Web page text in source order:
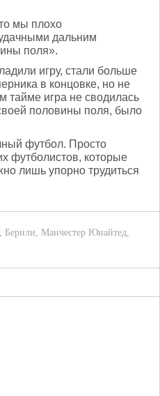
мы плохо
дальним
поля».
игру, стали больше
в концовке, но не
тайме игра не сводилась
половины поля, было
футбол. Просто
футболистов, которые
лишь упорно трудиться
, Бернли, Манчестер Юнайтед,